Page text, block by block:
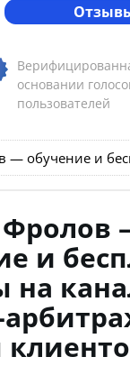
основании
пользователей
— обучение и
Фролов
и
на